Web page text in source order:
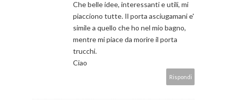
Che belle idee, interessanti e utili, mi
piacciono tutte. Il porta asciugamani e'
simile a quello che ho nel mio bagno,
mentre mi piace da morire il porta
trucchi.
Ciao
Rispondi